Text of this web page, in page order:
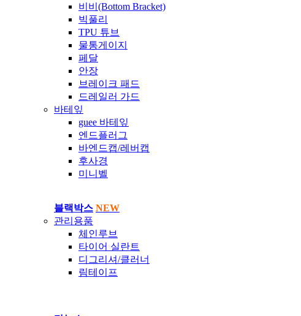
비비(Bottom Bracket)
빅풀리
TPU 튜브
물통게이지
페달
안장
브레이크 패드
드레일러 가드
바테잎
guee 바테잎
엔드플러그
바엔드캡/레버캡
후사경
미니벨
블랙박스 NEW
관리용품
체인루브
타이어 실란트
디그리셔/클러너
림테이프